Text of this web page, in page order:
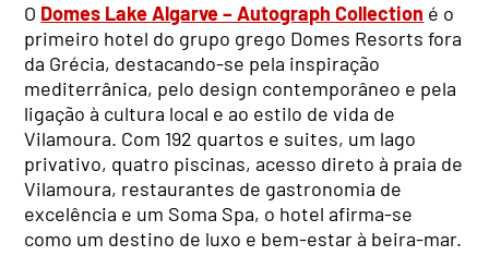
O Domes Lake Algarve – Autograph Collection é o
primeiro hotel do grupo grego Domes Resorts fora
da Grécia, destacando-se pela inspiração
mediterrânica, pelo design contemporâneo e pela
ligação à cultura local e ao estilo de vida de
Vilamoura. Com 192 quartos e suites, um lago
privativo, quatro piscinas, acesso direto à praia de
Vilamoura, restaurantes de gastronomia de
excelência e um Soma Spa, o hotel afirma-se
como um destino de luxo e bem-estar à beira-mar.